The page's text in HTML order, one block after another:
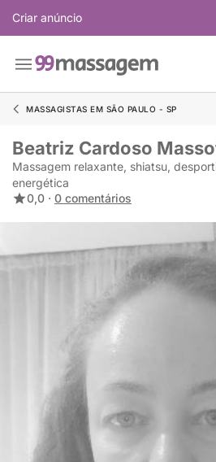
Criar anúncio
MASSAGISTAS EM SÃO PAULO - SP
Beatriz Cardoso
Massagem relaxante, shiatsu,
energética
0,0 · 0 comentários